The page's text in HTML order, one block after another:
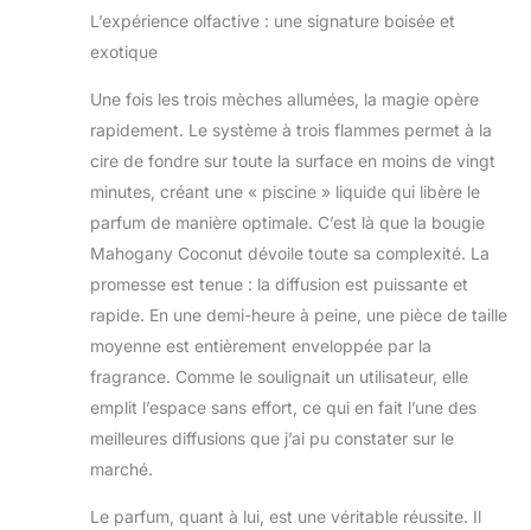
L’expérience olfactive : une signature boisée et
exotique
Une fois les trois mèches allumées, la magie opère
rapidement. Le système à trois flammes permet à la
cire de fondre sur toute la surface en moins de vingt
minutes, créant une « piscine » liquide qui libère le
parfum de manière optimale. C’est là que la bougie
Mahogany Coconut dévoile toute sa complexité. La
promesse est tenue : la diffusion est puissante et
rapide. En une demi-heure à peine, une pièce de taille
moyenne est entièrement enveloppée par la
fragrance. Comme le soulignait un utilisateur, elle
emplit l’espace sans effort, ce qui en fait l’une des
meilleures diffusions que j’ai pu constater sur le
marché.
Le parfum, quant à lui, est une véritable réussite. Il